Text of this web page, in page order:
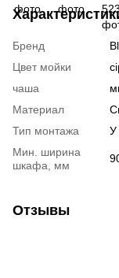
Бренд
Цвет мойки
чаша
Материал
Тип монтажа
У
Мин. ширина
шкафа, мм
Отзывы